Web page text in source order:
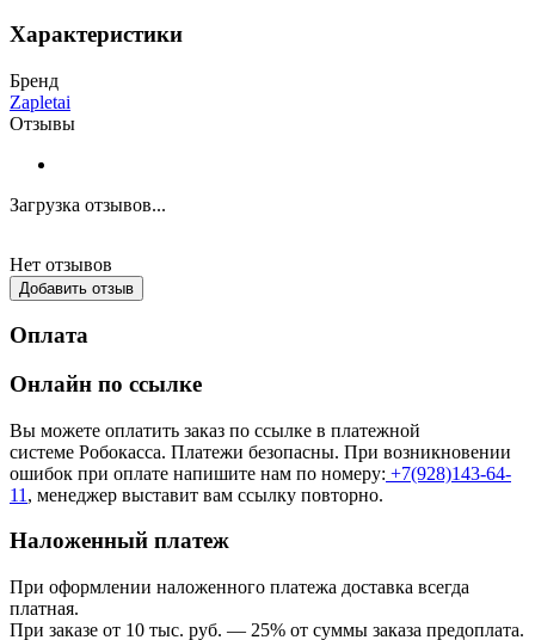
Характеристики
Бренд
Zapletai
Отзывы
Загрузка отзывов...
Нет отзывов
Добавить отзыв
Оплата
Онлайн по ссылке
Вы можете оплатить заказ по ссылке в платежной
системе Робокасса. Платежи безопасны. При возникновении
ошибок при оплате напишите нам по номеру: +7(928)143-64-
11 , менеджер выставит вам ссылку повторно.
Наложенный платеж
При оформлении наложенного платежа доставка всегда
платная.
При заказе от 10 тыс. руб. — 25% от суммы заказа предоплата.